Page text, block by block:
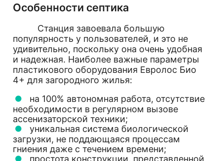
Особенности септика
Станция завоевала большую
популярность у пользователей, и это не
удивительно, поскольку она очень удобная
и надежная. Наиболее важные параметры
пластикового оборудования Евролос Био
4+ для загородного жилья:
на 100% автономная работа, отсутствие
необходимости в регулярном вызове
ассенизаторской техники;
уникальная система биологической
загрузки, не поддающаяся процессам
гниения даже с течением времени;
простота конструкции, представленной